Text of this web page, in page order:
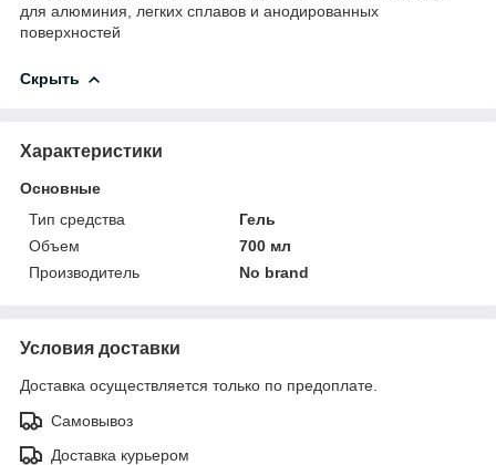
для алюминия, легких сплавов и анодированных
поверхностей
Скрыть
Характеристики
Основные
Тип средства
Гель
Объем
700 мл
Производитель
No brand
Условия доставки
Доставка осуществляется только по предоплате.
Самовывоз
Доставка курьером